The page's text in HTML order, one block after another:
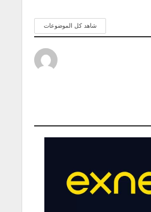
شاهد كل الموضوعات